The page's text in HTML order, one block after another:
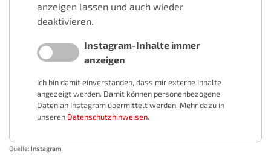
anzeigen lassen und auch wieder
deaktivieren.
Instagram-Inhalte immer
anzeigen
Ich bin damit einverstanden, dass mir externe Inhalte
angezeigt werden. Damit können personenbezogene
Daten an Instagram übermittelt werden. Mehr dazu in
unseren Datenschutzhinweisen.
Quelle: Instagram